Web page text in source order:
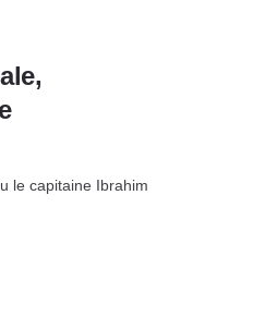
le capitaine Ibrahim